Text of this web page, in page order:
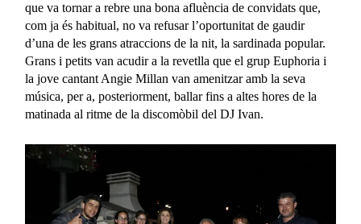
que va tornar a rebre una bona afluència de convidats que,
com ja és habitual, no va refusar l’oportunitat de gaudir
d’una de les grans atraccions de la nit, la sardinada popular.
Grans i petits van acudir a la revetlla que el grup Euphoria i
la jove cantant Angie Millan van amenitzar amb la seva
música, per a, posteriorment, ballar fins a altes hores de la
matinada al ritme de la discomòbil del DJ Ivan.